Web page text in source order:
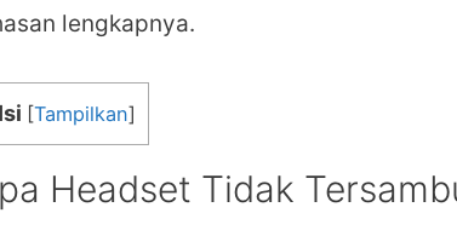
lengkapnya.
[Tampilkan]
Headset Tidak